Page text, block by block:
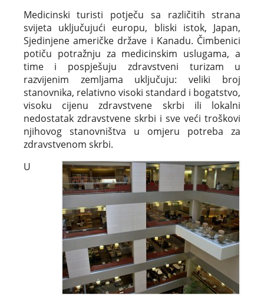
Medicinski turisti potječu sa različitih strana
svijeta uključujući europu, bliski istok, Japan,
Sjedinjene američke države i Kanadu. Čimbenici
potiču potražnju za medicinskim uslugama, a
time i pospješuju zdravstveni turizam u
razvijenim zemljama uključuju: veliki broj
stanovnika, relativno visoki standard i bogatstvo,
visoku cijenu zdravstvene skrbi ili lokalni
nedostatak zdravstvene skrbi i sve veći troškovi
njihovog stanovništva u omjeru potreba za
zdravstvenom skrbi.
U